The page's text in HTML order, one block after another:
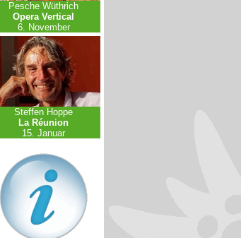
Pesche Wüthrich
Opera Vertical
6. November
Steffen Hoppe
La Réunion
15. Januar